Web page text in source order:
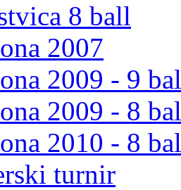
8 ball
2007
2009 - 9
2009 - 8
2010 - 8
turnir